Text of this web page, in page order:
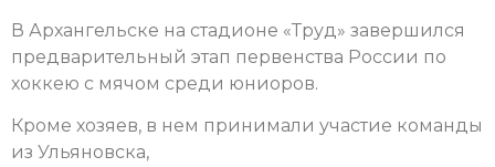
В Архангельске на стадионе «Труд» завершился
предварительный этап первенства России по
хоккею с мячом среди юниоров.
Кроме хозяев, в нем принимали участие команды
из Ульяновска,